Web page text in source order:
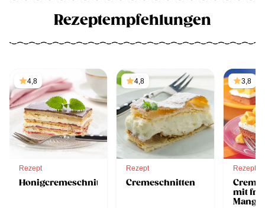
Rezeptempfehlungen
4,8
Rezept
Honigcremeschnitten
4,8
Rezept
Cremeschnitten
3,8
Rezept
mit
Mango